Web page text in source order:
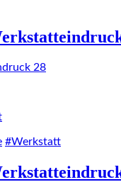
#Werkstatt